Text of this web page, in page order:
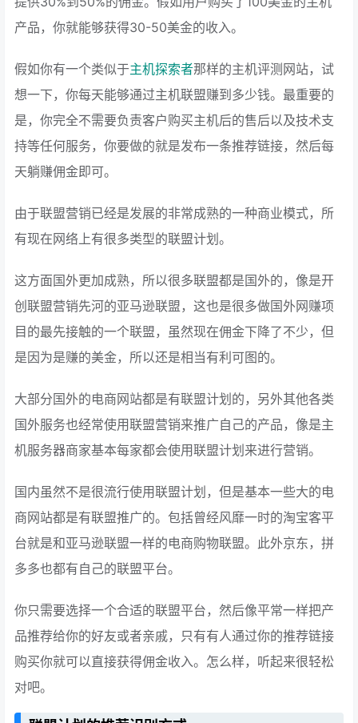
产品，你就能够获得30-50美金的收入。
假如你有一个类似于主机探索者那样的主机评测网站，试
想一下，你每天能够通过主机联盟赚到多少钱。最重要的
是，你完全不需要负责客户购买主机后的售后以及技术支
持等任何服务，你要做的就是发布一条推荐链接，然后每
天躺赚佣金即可。
由于联盟营销已经是发展的非常成熟的一种商业模式，所
有现在网络上有很多类型的联盟计划。
这方面国外更加成熟，所以很多联盟都是国外的，像是开
创联盟营销先河的亚马逊联盟，这也是很多做国外网赚项
目的最先接触的一个联盟，虽然现在佣金下降了不少，但
是因为是赚的美金，所以还是相当有利可图的。
大部分国外的电商网站都是有联盟计划的，另外其他各类
国外服务也经常使用联盟营销来推广自己的产品，像是主
机服务器商家基本每家都会使用联盟计划来进行营销。
国内虽然不是很流行使用联盟计划，但是基本一些大的电
商网站都是有联盟推广的。包括曾经风靡一时的淘宝客平
台就是和亚马逊联盟一样的电商购物联盟。此外京东，拼
多多也都有自己的联盟平台。
你只需要选择一个合适的联盟平台，然后像平常一样把产
品推荐给你的好友或者亲戚，只有有人通过你的推荐链接
购买你就可以直接获得佣金收入。怎么样，听起来很轻松
对吧。